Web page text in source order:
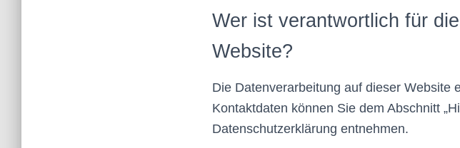
Wer ist verantwortlich für
Website?
Die Datenverarbeitung auf dieser Website
Kontaktdaten können Sie dem Abschnitt
Datenschutzerklärung entnehmen.